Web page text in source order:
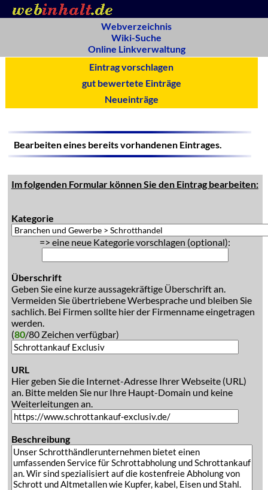
Webverzeichnis
Wiki-Suche
Online Linkverwaltung
Eintrag vorschlagen
gut bewertete Einträge
Neueinträge
Bearbeiten eines bereits vorhandenen Eintrages.
Im folgenden Formular können Sie den Eintrag bearbeiten:
Kategorie
=> eine neue Kategorie vorschlagen (optional):
Überschrift
Geben Sie eine kurze aussagekräftige Überschrift an.
Vermeiden Sie übertriebene Werbesprache und bleiben Sie
sachlich. Bei Firmen sollte hier der Firmenname eingetragen
werden.
(80/80 Zeichen verfügbar)
URL
Hier geben Sie die Internet-Adresse Ihrer Webseite (URL)
an. Bitte melden Sie nur Ihre Haupt-Domain und keine
Weiterleitungen an.
Beschreibung